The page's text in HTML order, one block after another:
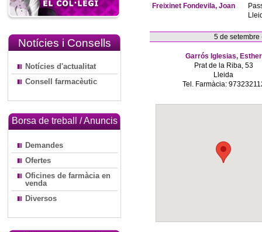
Notícies i Consells
Notícies d'actualitat
Consell farmacèutic
Borsa de treball / Anuncis
Demandes
Ofertes
Oficines de farmàcia en
venda
Diversos
Freixinet Fondevila, Joan
5 de setembre
Garrós Iglesias, Esther
Prat de la Riba, 53
Lleida
Tel. Farmàcia: